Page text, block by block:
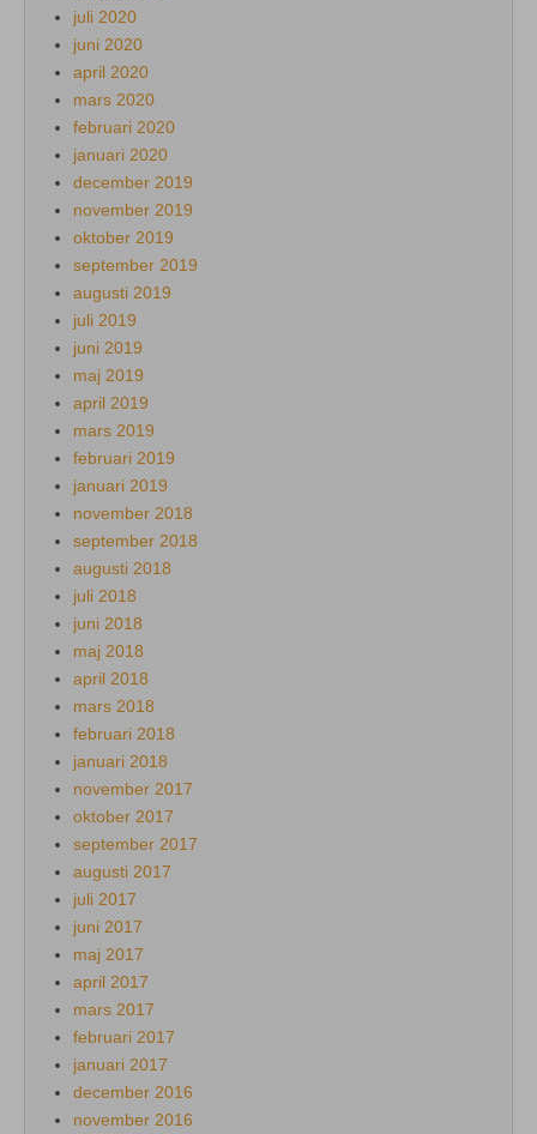
juli 2020
juni 2020
april 2020
mars 2020
februari 2020
januari 2020
december 2019
november 2019
oktober 2019
september 2019
augusti 2019
juli 2019
juni 2019
maj 2019
april 2019
mars 2019
februari 2019
januari 2019
november 2018
september 2018
augusti 2018
juli 2018
juni 2018
maj 2018
april 2018
mars 2018
februari 2018
januari 2018
november 2017
oktober 2017
september 2017
augusti 2017
juli 2017
juni 2017
maj 2017
april 2017
mars 2017
februari 2017
januari 2017
december 2016
november 2016